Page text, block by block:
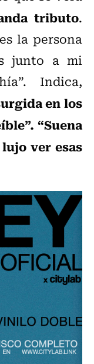
tributo.
la persona
junto a mi
Indica,
en los
“Suena
ver esas